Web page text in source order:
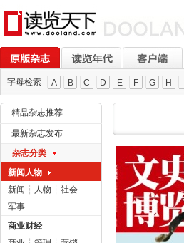
字母检索 A B C D E F G H
精品杂志推荐
最新杂志发布
杂志分类
新闻人物
新闻 ┆ 人物 ┆ 社会
军事
商业财经